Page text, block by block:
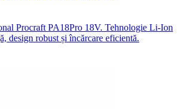
Procraft PA18Pro 18V. Tehnologie Li-Ion
design robust și încărcare eficientă.